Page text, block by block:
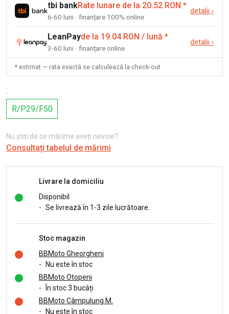
tbi bankRate lunare de la 20.52 RON *
6-60 luni · finanțare 100% online
detalii ›
LeanPayde la 19.04 RON / lună *
3-60 luni · finanțare online
detalii ›
* estimat — rata exactă se calculează la check-out
:
R/P29/F50
Nu știți de ce mărime aveți nevoie?
Consultați tabelul de mărimi
Livrare la domiciliu
Disponibil
- Se livrează în 1-3 zile lucrătoare.
Stoc magazin
BBMoto Gheorgheni
-
Nu este în stoc
BBMoto Otopeni
-
În stoc 3 bucăți
BBMoto Câmpulung M.
-
Nu este în stoc